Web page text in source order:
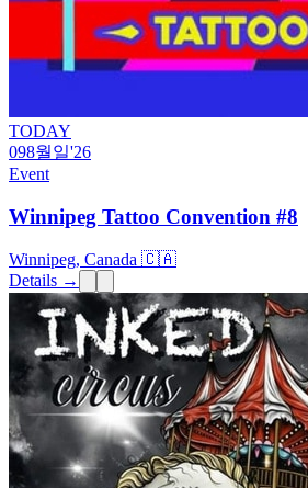
TODAY
098월일'26
Event
Winnipeg Tattoo Convention #8
Winnipeg, Canada 🇨🇦
Details →